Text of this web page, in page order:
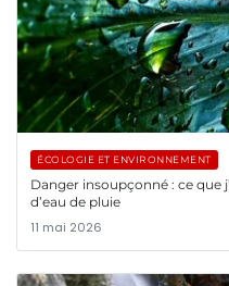
ÉCOLOGIE ET ENVIRONNEMENT
Danger insoupçonné : ce que
d’eau de pluie
11 mai 2026